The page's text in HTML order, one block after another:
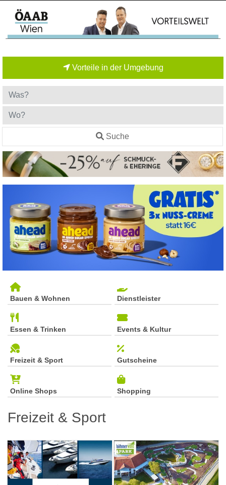
Vorteile in der Umgebung
Suche
Bauen & Wohnen Dienstleister
Essen & Trinken Events & Kultur
Freizeit & Sport Gutscheine
Online Shops Shopping
Freizeit & Sport